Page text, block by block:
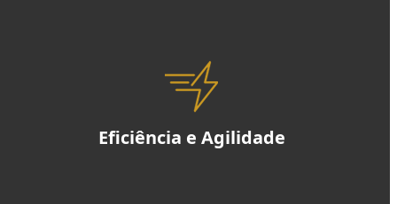
Eficiência e Agilidade